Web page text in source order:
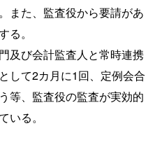
また、監査役から要請があ
る。
及び会計監査人と常時連携
して2カ月に1回、定例会合
等、監査役の監査が実効的
いる。